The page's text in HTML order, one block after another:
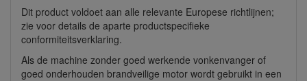
Dit product voldoet aan alle relevante Europese richtlijnen;
zie voor details de aparte productspecifieke
conformiteitsverklaring.
Als de machine zonder goed werkende vonkenvanger of
goed onderhouden brandveilige motor wordt gebruikt in een